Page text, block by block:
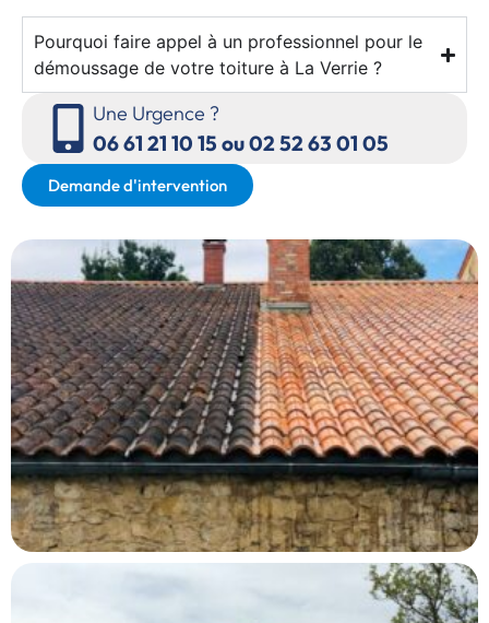
Pourquoi faire appel à un professionnel pour le
démoussage de votre toiture à La Verrie ?
Une Urgence ?
06 61 21 10 15 ou 02 52 63 01 05
Demande d'intervention